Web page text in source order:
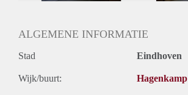
ALGEMENE INFORMATIE
Stad Eindhoven
Wijk/buurt: Hagenkamp